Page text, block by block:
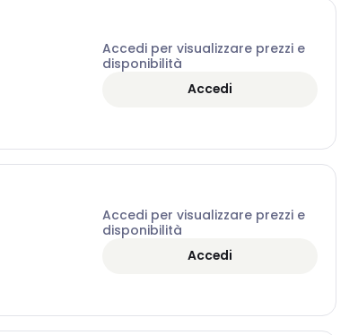
Accedi per visualizzare prezzi e
disponibilità
Accedi
Accedi per visualizzare prezzi e
disponibilità
Accedi